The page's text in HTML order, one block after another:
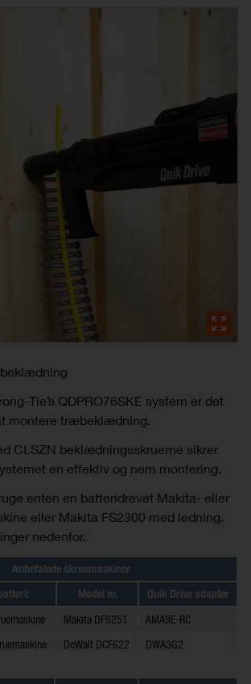
Tie’s QDPRO76SKE system er det
montere træbeklædning.
CLSZN beklædningsskruerne sikrer
en effektiv og nem montering.
enten en batteridrevet Makita- eller
eller Makita FS2300 med ledning.
nedenfor.
Anbefalede skruemaskiner
Model nr. Quik Drive adapter
Makita DFS251
AMA9E-RC
DeWalt DCF622 DWA3G2